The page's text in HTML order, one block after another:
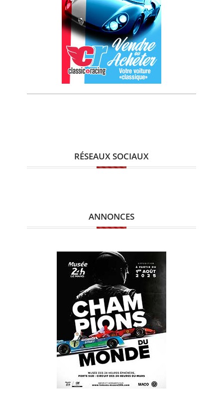
RÉSEAUX SOCIAUX
ANNONCES